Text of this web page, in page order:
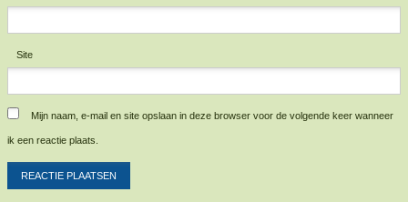
Site
Mijn naam, e-mail en site opslaan in deze browser voor de volgende keer wanneer
ik een reactie plaats.